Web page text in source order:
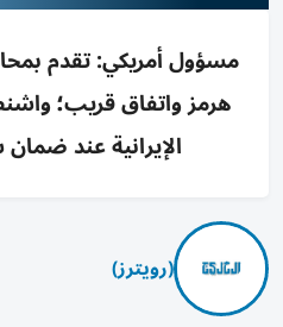
مسؤول أمريكي: تقدم
هرمز واتفاق قريب؛
الإيرانية عند
(رويترز)